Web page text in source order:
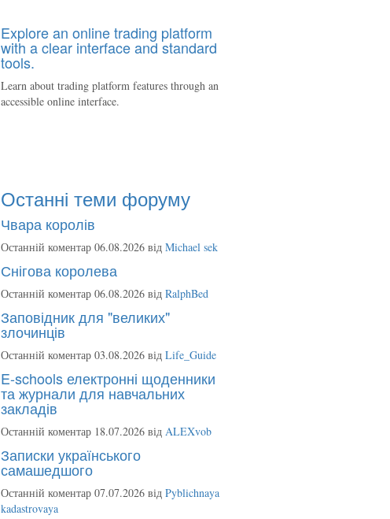
Explore an online trading platform
with a clear interface and standard
tools.
Learn about trading platform features through an
accessible online interface.
Останні теми форуму
Чвара королів
Останній коментар 06.08.2026 від Michael sek
Снігова королева
Останній коментар 06.08.2026 від RalphBed
Заповідник для "великих"
злочинців
Останній коментар 03.08.2026 від Life_Guide
E-schools електронні щоденники
та журнали для навчальних
закладів
Останній коментар 18.07.2026 від ALEXvob
Записки українського
самашедшого
Останній коментар 07.07.2026 від Pyblichnaya
kadastrovaya